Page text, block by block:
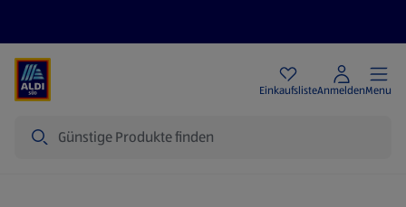
EinkaufslisteAnmeldenMenu